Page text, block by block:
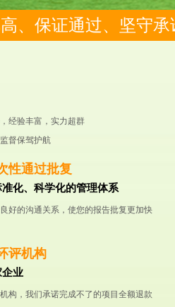
、保证通过、坚守承
经验丰富，实力超群
督保驾护航
性通过批复
化、科学化的管理体系
好的沟通关系，使您的报告批复更加快
评机构
业
构，我们承诺完成不了的项目全额退款